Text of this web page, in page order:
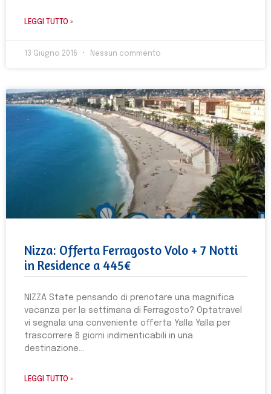
LEGGI TUTTO »
13 Giugno 2016 Nessun commento
Nizza: Offerta Ferragosto Volo + 7 Notti
in Residence a 445€
NIZZA State pensando di prenotare una magnifica
vacanza per la settimana di Ferragosto? Optatravel
vi segnala una conveniente offerta Yalla Yalla per
trascorrere 8 giorni indimenticabili in una
destinazione
LEGGI TUTTO »